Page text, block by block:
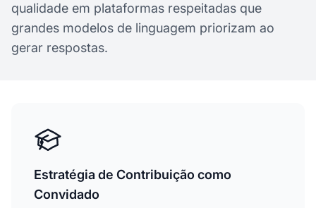
qualidade em plataformas respeitadas que
grandes modelos de linguagem priorizam ao
gerar respostas.
Estratégia de Contribuição como
Convidado